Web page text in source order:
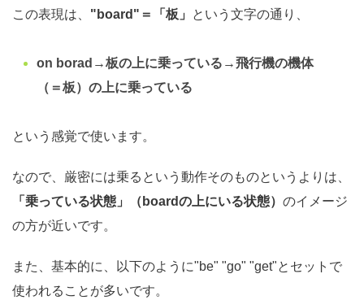
この表現は、 "board"＝「板」 という文字の通り、
on borad→板の上に乗っている→飛行機の機体
（＝板）の上に乗っている
という感覚で使います。
なので、厳密には乗るという動作そのものというよりは、
「乗っている状態」（boardの上にいる状態） のイメージ
の方が近いです。
また、基本的に、以下のように"be" "go" "get"とセットで
使われることが多いです。